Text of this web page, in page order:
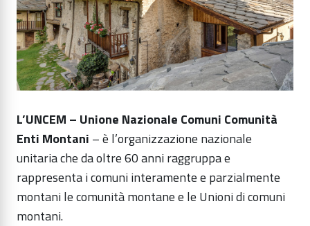
L’UNCEM – Unione Nazionale Comuni Comunità
Enti Montani – è l’organizzazione nazionale
unitaria che da oltre 60 anni raggruppa e
rappresenta i comuni interamente e parzialmente
montani le comunità montane e le Unioni di comuni
montani.